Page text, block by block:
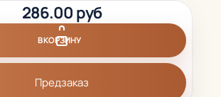
286.00 руб
В КОРЗИНУ
Предзаказ